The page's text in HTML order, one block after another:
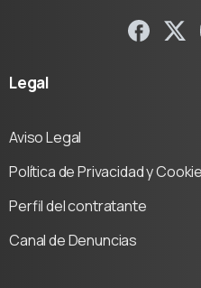
Legal
Aviso Legal
Política de Privacidad y
Perfil del contratante
Canal de Denuncias